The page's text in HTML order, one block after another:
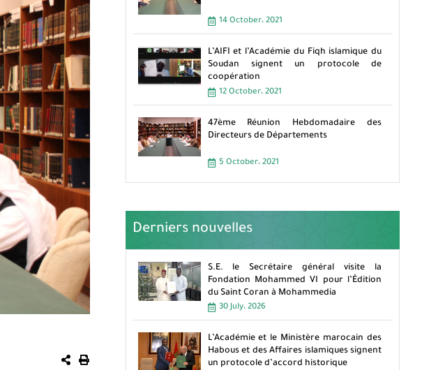
14 October، 2021
L’AIFI et l’Académie du Fiqh islamique du
Soudan signent un protocole de
coopération
12 October، 2021
47ème Réunion Hebdomadaire des
Directeurs de Départements
5 October، 2021
Derniers nouvelles
S.E. le Secrétaire général visite la
Fondation Mohammed VI pour l’Édition
du Saint Coran à Mohammedia
30 July، 2026
L’Académie et le Ministère marocain des
Habous et des Affaires islamiques signent
un protocole d’accord historique